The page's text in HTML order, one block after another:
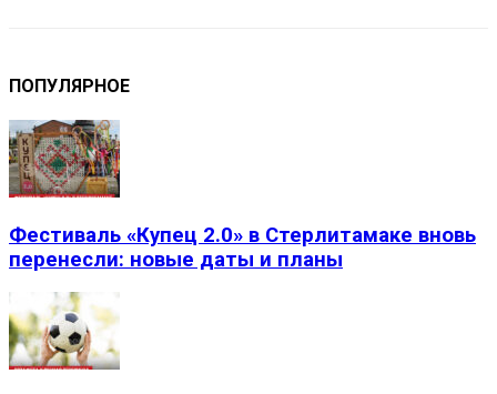
ПОПУЛЯРНОЕ
Фестиваль «Купец 2.0» в Стерлитамаке вновь
перенесли: новые даты и планы